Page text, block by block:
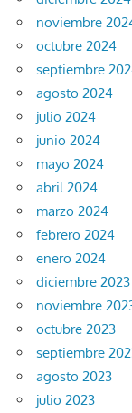
noviembre
octubre 2024
septiembre
agosto 2024
julio 2024
junio 2024
mayo 2024
abril 2024
marzo 2024
febrero 2024
enero 2024
diciembre 2023
noviembre
octubre 2023
septiembre
agosto 2023
julio 2023